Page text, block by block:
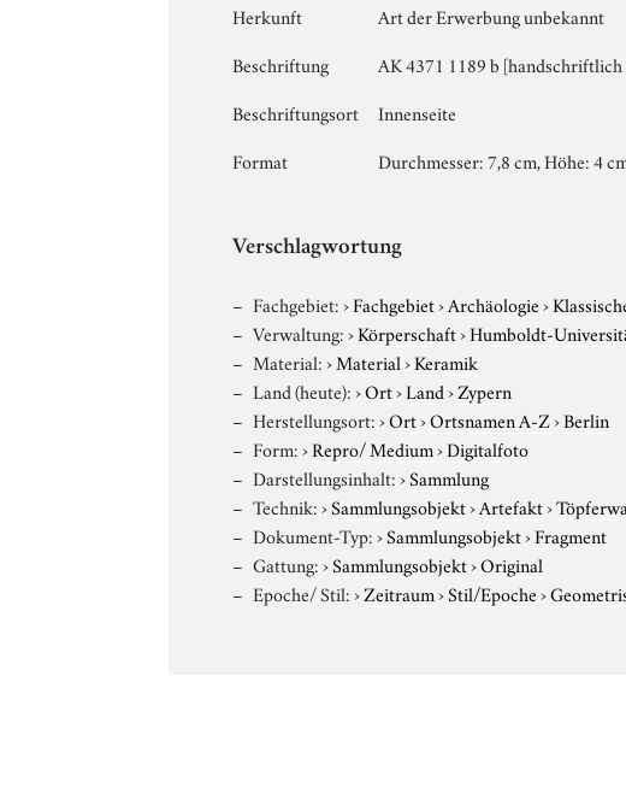
Herkunft
Art der Erwerbung unbekannt
Beschriftung
AK 4371 1189 b
Beschriftungsort
Innenseite
Format
Durchmesser: 7,8 cm, Höhe: 4
Verschlagwortung
Fachgebiet:›Fachgebiet›Archäologie›
Verwaltung:›Körperschaft›Humboldt-
Material:›Material›Keramik
Land (heute):›Ort›Land›Zypern
Herstellungsort:›Ort›Ortsnamen A-Z›Berlin
Form:›Repro/ Medium›Digitalfoto
Darstellungsinhalt:›Sammlung
Technik:›Sammlungsobjekt›Artefakt›
Dokument-Typ:›Sammlungsobjekt›Fragment
Gattung:›Sammlungsobjekt›Original
Epoche/ Stil:›Zeitraum›Stil/Epoche›